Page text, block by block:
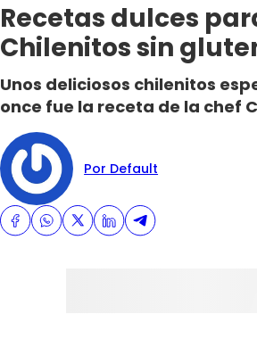
Recetas dulces
Chilenitos sin
Unos deliciosos chilenitos
once fue la receta de la chef
Por Default
Sabingo
Todos Los Programas